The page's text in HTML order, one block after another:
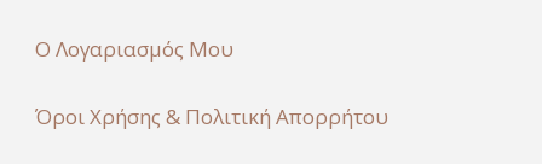
Ο Λογαριασμός Μου
Όροι Χρήσης & Πολιτική Απορρήτου